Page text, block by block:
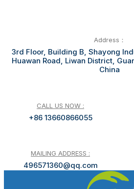
Address：
3rd Floor, Building B, Shayong
Huawan Road, Liwan District,
China
CALL US NOW :
+86 13660866055
MAILING ADDRESS :
496571360@qq.com